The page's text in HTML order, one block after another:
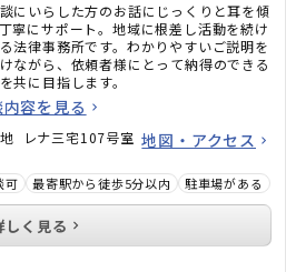
にいらした方のお話にじっくりと耳を傾
寧にサポート。地域に根差し活動を続け
法律事務所です。わかりやすいご説明を
ながら、依頼者様にとって納得のできる
共に目指します。
容を見る
レナ三宅107号室 地図・アクセス
可 最寄駅から徒歩5分以内 駐車場がある
しく見る